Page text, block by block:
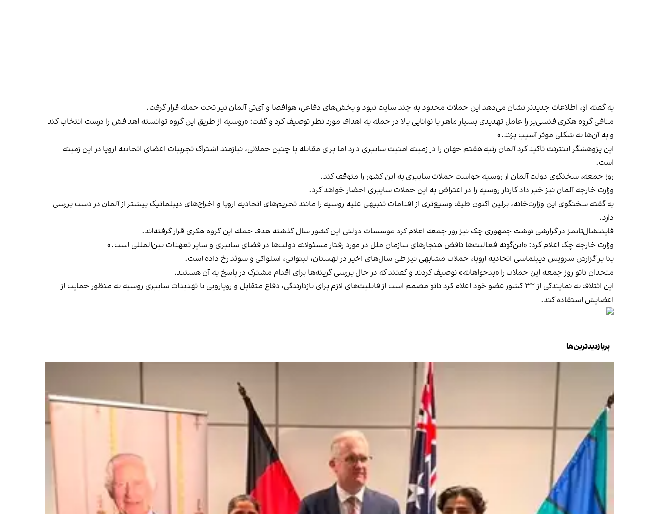
به گفته او، ‌اطلاعات جدیدتر نشان می‌دهد این حملات محدود به چند سایت نبود و بخش‌های دفاعی، هوافضا و آی‌تی آلمان نیز تحت حمله قرار گرفت.
منافی گروه هکری فنسی‌بر را عامل تهدیدی بسیار ماهر با توانایی بالا در حمله به اهداف مورد نظر توصیف کرد و گفت: «روسیه از طریق این گروه توانسته اهدافش را درست انتخاب کند
و به آن‌ها به شکلی موثر آسیب بزند.»
این پژوهشگر اینترنت تاکید کرد آلمان رتبه هفتم جهان را در زمینه امنیت سایبری دارد اما برای مقابله با چنین حملاتی، نیازمند اشتراک تجربیات اعضای اتحادیه اروپا در این زمینه
است.
روز جمعه، سخنگوی دولت آلمان از روسیه خواست حملات سایبری به این کشور را متوقف کند.
وزارت خارجه آلمان نیز خبر داد کاردار روسیه را در اعتراض به این حملات سایبری احضار خواهد کرد.
به گفته سخنگوی این وزارت‌خانه، برلین اکنون طیف وسیع‌تری از اقدامات تنبیهی علیه روسیه را مانند تحریم‌های اتحادیه اروپا و اخراج‌های دیپلماتیک بیشتر از آلمان در دست بررسی
دارد.
فایننشال‌تایمز در گزارشی نوشت جمهوری چک نیز روز جمعه اعلام کرد موسسات دولتی این کشور سال گذشته هدف حمله این گروه هکری قرار گرفته‌اند.
وزارت خارجه چک اعلام کرد: «این‌گونه فعالیت‌ها ناقض هنجارهای سازمان ملل در مورد رفتار مسئولانه دولت‌ها در فضای سایبری و سایر تعهدات بین‌المللی است.»
بنا بر گزارش سرویس دیپلماسی اتحادیه اروپا، حملات مشابهی نیز طی سال‌های اخیر در لهستان، لیتوانی، اسلواکی و سوئد رخ داده است.
متحدان ناتو روز جمعه این حملات را «بدخواهانه» توصیف کردند و گفتند که در حال بررسی گزینه‌ها برای اقدام مشترک در پاسخ به آن هستند.
این ائتلاف به نمایندگی از ۳۲ کشور عضو خود اعلام کرد ناتو مصمم است از قابلیت‌های لازم برای بازدارندگی، دفاع متقابل و رویارویی با تهدیدات سایبری روسیه به منظور حمایت از
اعضایش استفاده کند.
پربازدیدترین‌ها